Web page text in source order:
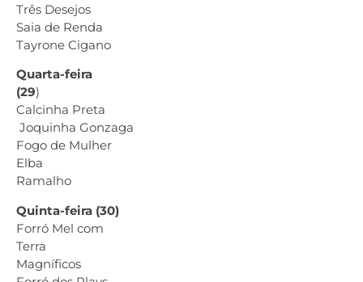
Três Desejos
Saia de Renda
Tayrone Cigano
Quarta-feira
(29)
Calcinha Preta
Joquinha Gonzaga
Fogo de Mulher
Elba
Ramalho
Quinta-feira (30)
Forró Mel com
Terra
Magníficos